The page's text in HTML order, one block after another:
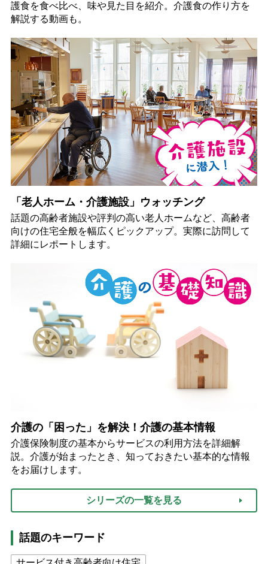
護食を食べ比べ、味や見た目を紹介。介護食の作り方を
解説する動画も。
「老人ホーム・介護施設」ウォッチング
話題の高齢者施設や評判の高い老人ホームなど、高齢者
向けの住宅全般を幅広くピックアップ。実際に訪問して
詳細にレポートします。
介護の「困った」を解決！介護の基本情報
介護保険制度の基本からサービスの利用方法を詳細解
説。介護が始まったとき、知っておきたい基本的な情報
をお届けします。
シリーズの一覧を見る
話題のキーワード